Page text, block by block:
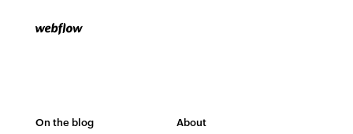
On the blog About